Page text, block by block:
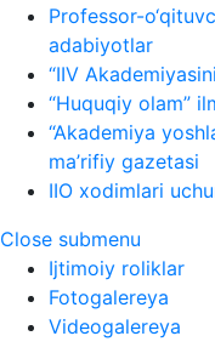
Professor-
adabiyotlar
“IIV
“Huquqiy olam”
“Akademiya
ma’rifiy gazetasi
IIO xodimlari
Close submenu
Ijtimoiy roliklar
Fotogalereya
Videogalereya